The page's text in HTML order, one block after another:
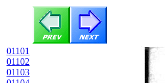
01101
01102
01103